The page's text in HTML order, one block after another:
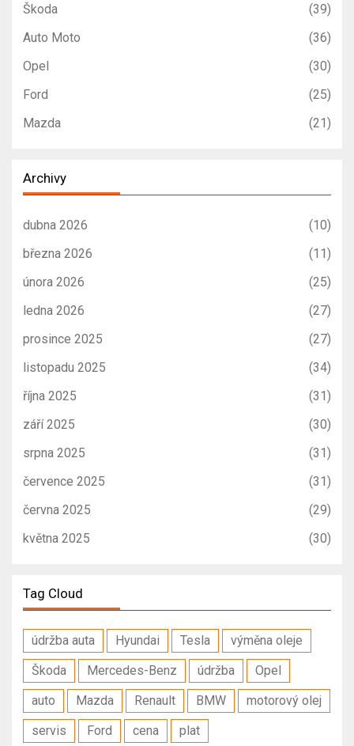
Škoda
(39)
Auto Moto
(36)
Opel
(30)
Ford
(25)
Mazda
(21)
Archivy
dubna 2026
(10)
března 2026
(11)
února 2026
(25)
ledna 2026
(27)
prosince 2025
(27)
listopadu 2025
(34)
října 2025
(31)
září 2025
(30)
srpna 2025
(31)
července 2025
(31)
června 2025
(29)
května 2025
(30)
Tag Cloud
údržba auta Hyundai Tesla
výměna oleje
Škoda
Mercedes-Benz údržba
Opel
auto
Mazda Renault BMW
motorový olej
servis
Ford cena plat